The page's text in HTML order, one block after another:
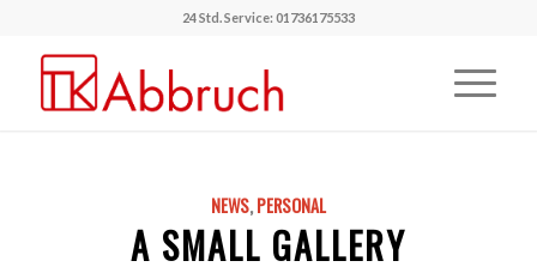
24 Std. Service: 01736175533
NEWS,PERSONAL
A SMALL GALLERY